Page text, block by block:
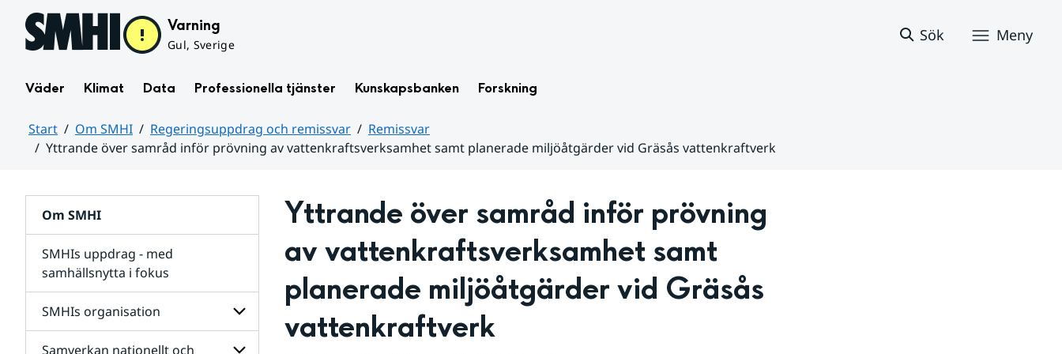
Hoppa till sidans innehåll Varning
Gul, Sverige
Sök Meny
Väder Klimat Data Professionella tjänster Kunskapsbanken Forskning
Start Om SMHI Regeringsuppdrag och remissvar
Remissvar
Yttrande över samråd inför prövning av vattenkraftsverksamhet samt planerade miljöåtgärder vid Gräsås vattenkraftverk
Om SMHI
SMHIs uppdrag - med
samhällsnytta i fokus
SMHIs organisation
Samverkan nationellt och
Regeringsuppdrag
remissvar
Yttrande över samråd inför prövning
av vattenkraftsverksamhet samt
planerade miljöåtgärder vid Gräsås
vattenkraftverk